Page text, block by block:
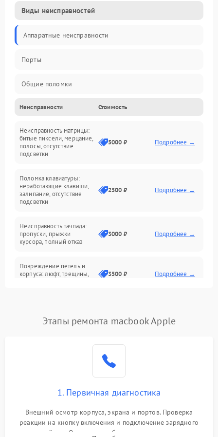
Виды неисправностей
Аппаратные неисправности
Порты
Общие поломки
Устройства
Программные ошибки
Электрические и системные сбои
Интерфейсные проблемы
Батарея
Сеть и интернет
Неисправности Стоимость
Неисправность матрицы:
битые пиксели, мерцание,
полосы, отсутствие
подсветки
5000 ₽ Подробнее →
Поломка клавиатуры:
неработающие клавиши,
залипание, отсутствие
подсветки
2500 ₽ Подробнее →
Неисправность тачпада:
пропуски, прыжки
курсора, полный отказ
3000 ₽ Подробнее →
Повреждение петель и
корпуса: люфт, трещины,
3500 ₽ Подробнее →
невозможность зарядки,
2500 ₽ Подробнее →
2000 ₽
Перегрев из‑за пыли,
неисправности кулера
Выход из строя SSD или
Этапы ремонта macbook Apple
1. Первичная диагностика
Внешний осмотр корпуса, экрана и портов. Проверка
реакции на кнопку включения и подключение зарядного
устройства. Оценка потребления тока с помощью